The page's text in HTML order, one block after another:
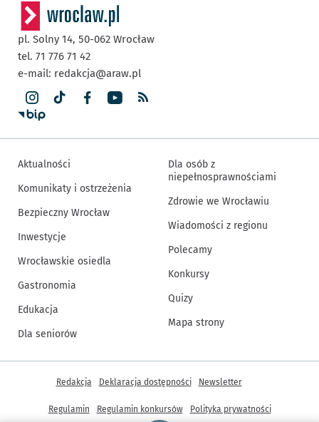
pl. Solny 14, 50-062 Wrocław
tel. 71 776 71 42
e-mail: redakcja@araw.pl
Aktualności
Komunikaty i ostrzeżenia
Bezpieczny Wrocław
Inwestycje
Wrocławskie osiedla
Gastronomia
Edukacja
Dla seniorów
Dla osób z
niepełnosprawnościami
Zdrowie we Wrocławiu
Wiadomości z regionu
Polecamy
Konkursy
Quizy
Mapa strony
Inne informacje
Redakcja Deklaracja dostępności Newsletter
Regulamin Regulamin konkursów Polityka prywatności